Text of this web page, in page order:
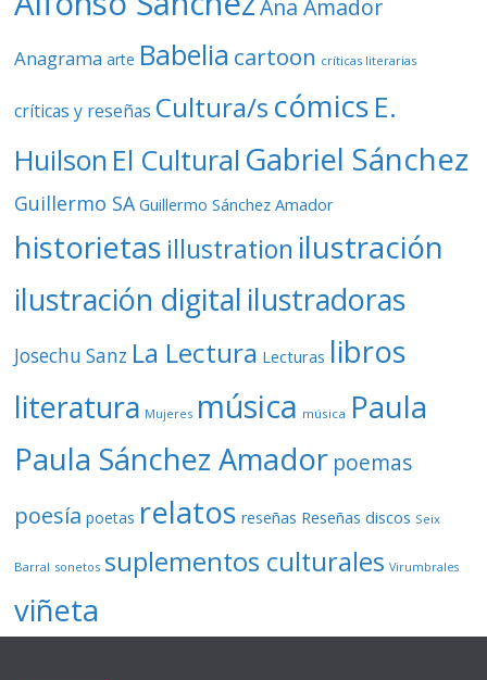
Ana Amador
Anagrama arte Babelia cartoon críticas literarias
críticas y reseñas Cultura/s cómics E.
Huilson El Cultural Gabriel Sánchez
Guillermo SA Guillermo Sánchez Amador
historietas illustration ilustración
ilustración digital ilustradoras
Josechu Sanz La Lectura Lecturas libros
literatura Mujeres música música Paula
Paula Sánchez Amador poemas
poesía poetas relatos reseñas Reseñas discos Seix
Barral sonetos suplementos culturales Virumbrales
viñeta